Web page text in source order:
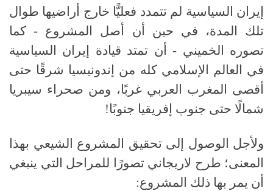
إيران السياسية لم تتمدد فعليًّا خارج أراضيها طوال
تلك المدة، في حين أن أصل المشروع - كما
تصوره الخميني - أن تمتد قيادة إيران السياسية
في العالم الإسلامي كله من إندونيسيا شرقًا حتى
أقصى المغرب العربي غربًا، ومن صحراء سيبريا
شمالًا حتى جنوب إفريقيا جنوبًا!
ولأجل الوصول إلى تحقيق المشروع الشيعي بهذا
المعنى؛ طرح لاريجاني تصورًا للمراحل التي ينبغي
أن يمر بها ذلك المشروع: